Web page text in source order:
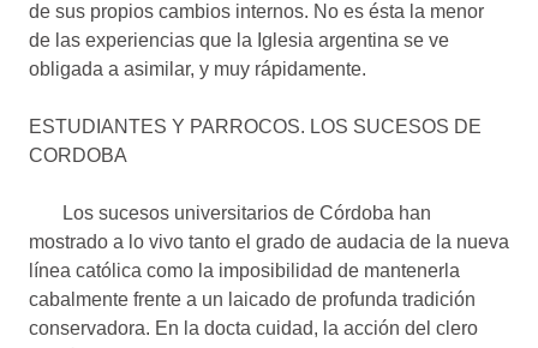
de sus propios cambios internos. No es ésta la menor
de las experiencias que la Iglesia argentina se ve
obligada a asimilar, y muy rápidamente.
ESTUDIANTES Y PARROCOS. LOS SUCESOS DE
CORDOBA
Los sucesos universitarios de Córdoba han
mostrado a lo vivo tanto el grado de audacia de la nueva
línea católica como la imposibilidad de mantenerla
cabalmente frente a un laicado de profunda tradición
conservadora. En la docta cuidad, la acción del clero